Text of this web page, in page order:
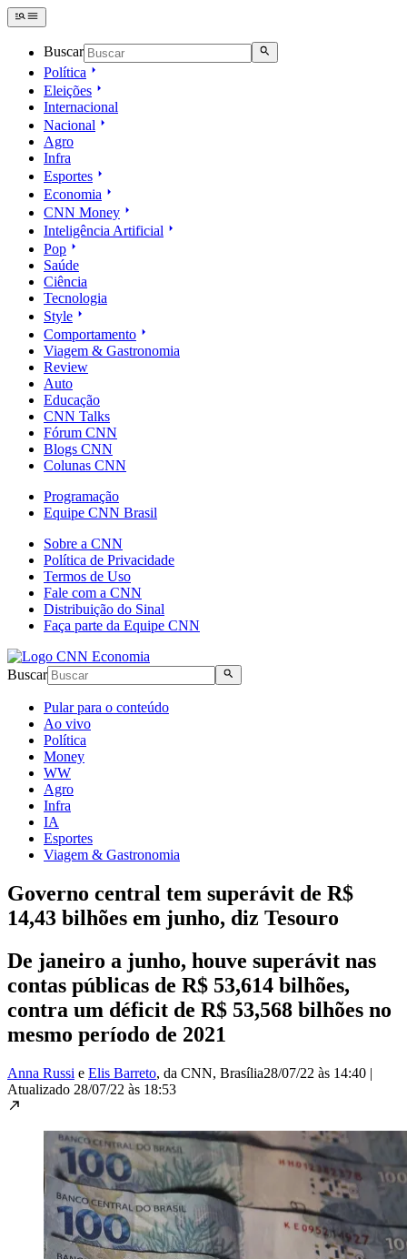
Buscar
Política
Eleições
Internacional
Nacional
Agro
Infra
Esportes
Economia
CNN Money
Inteligência Artificial
Pop
Saúde
Ciência
Tecnologia
Style
Comportamento
Viagem & Gastronomia
Review
Auto
Educação
CNN Talks
Fórum CNN
Blogs CNN
Colunas CNN
Programação
Equipe CNN Brasil
Sobre a CNN
Política de Privacidade
Termos de Uso
Fale com a CNN
Distribuição do Sinal
Faça parte da Equipe CNN
Buscar
Pular para o conteúdo
Ao vivo
Política
Money
WW
Agro
Infra
IA
Esportes
Viagem & Gastronomia
Governo central tem superávit de R$
14,43 bilhões em junho, diz Tesouro
De janeiro a junho, houve superávit nas
contas públicas de R$ 53,614 bilhões,
contra um déficit de R$ 53,568 bilhões no
mesmo período de 2021
Anna Russi e Elis Barreto, da CNN, Brasília28/07/22 às 14:40 |
Atualizado 28/07/22 às 18:53